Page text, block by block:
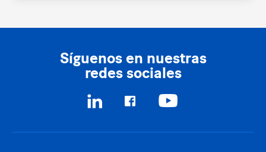
Síguenos en nuestras
redes sociales